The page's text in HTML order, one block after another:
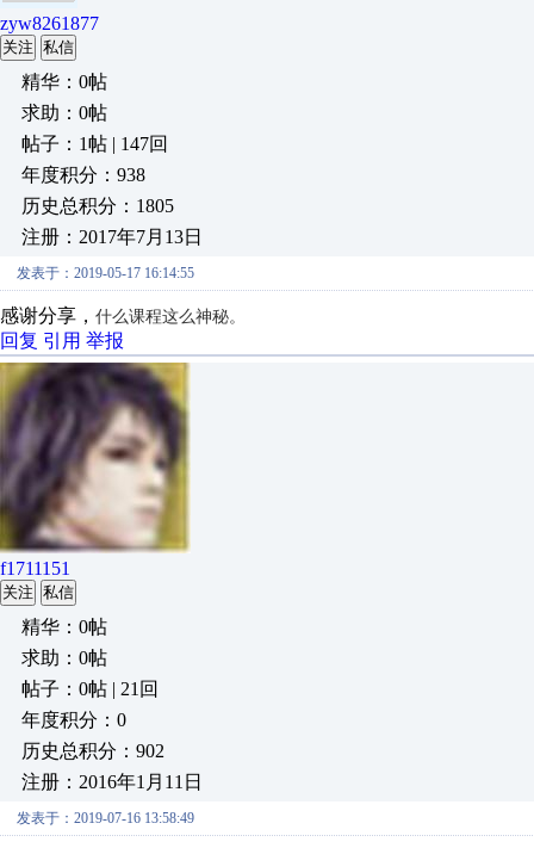
zyw8261877
关注 私信
精华：0帖
求助：0帖
帖子：1帖 | 147回
年度积分：938
历史总积分：1805
注册：2017年7月13日
发表于：2019-05-17 16:14:55
感谢分享， 什么课程这么神秘。
回复 引用 举报
f1711151
关注 私信
精华：0帖
求助：0帖
帖子：0帖 | 21回
年度积分：0
历史总积分：902
注册：2016年1月11日
发表于：2019-07-16 13:58:49